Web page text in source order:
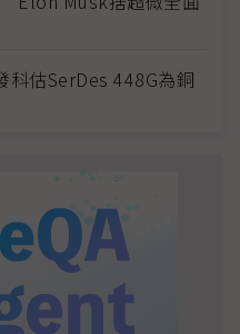
估SerDes 448G為銅